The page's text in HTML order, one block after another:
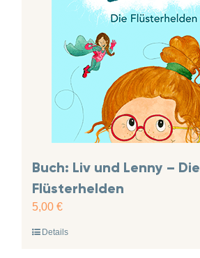
Buch: Liv und Lenny – Die
Flüsterhelden
5,00 €
Details